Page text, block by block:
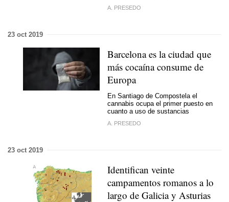
A. PRESEDO
23 oct 2019
Barcelona es la ciudad que
más cocaína consume de
Europa
En Santiago de Compostela el
cannabis ocupa el primer puesto en
cuanto a uso de sustancias
A. PRESEDO
23 oct 2019
Identifican veinte
campamentos romanos a lo
largo de Galicia y Asturias